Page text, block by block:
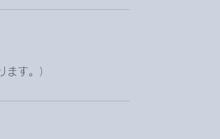
ます。）